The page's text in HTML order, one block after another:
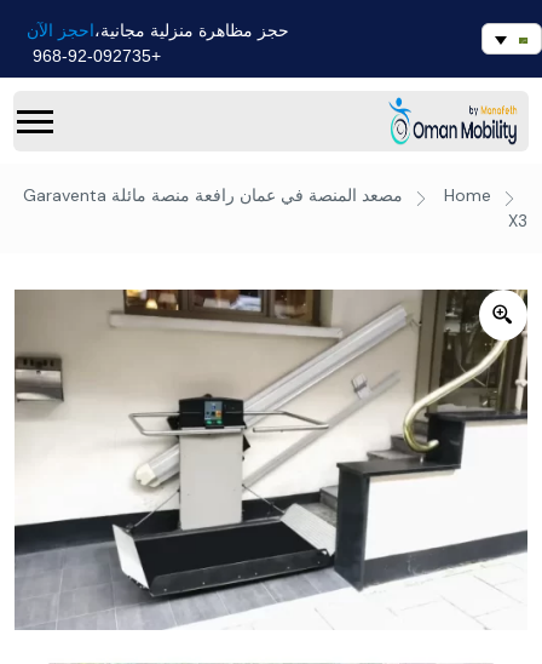
حجز مظاهرة منزلية مجانية،احجز الآن
+968-92-092735
Home مصعد المنصة في عمان
رافعة منصة مائلة Garaventa
X3